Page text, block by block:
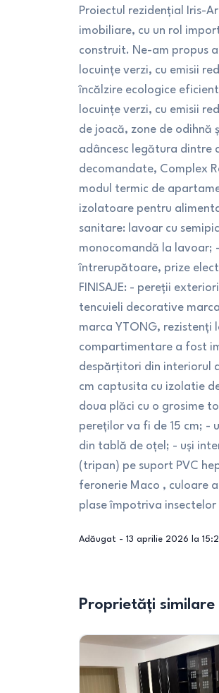
Proiectul rezidențial Iris-
imobiliare, cu un rol
construit. Ne-am propus
locuințe verzi, cu emisii
încălzire ecologice
locuințe verzi, cu emisii
de joacă, zone de odihnă
adâncesc legătura dintre
decomandate, Complex
modul termic de
izolatoare pentru
sanitare: lavoar cu
monocomandă la
întrerupătoare, prize
FINISAJE: - pereții
tencuieli decorative
marca YTONG,
compartimentare a fost
despărțitori din interiorul
cm captusita cu izolatie
doua plăci cu o grosime
pereților va fi de 15 cm; -
din tablă de oțel; - uși
(tripan) pe suport PVC
feronerie Maco , culoare
plase împotriva
Adăugat - 13 aprilie 2026 la
Proprietăți similare